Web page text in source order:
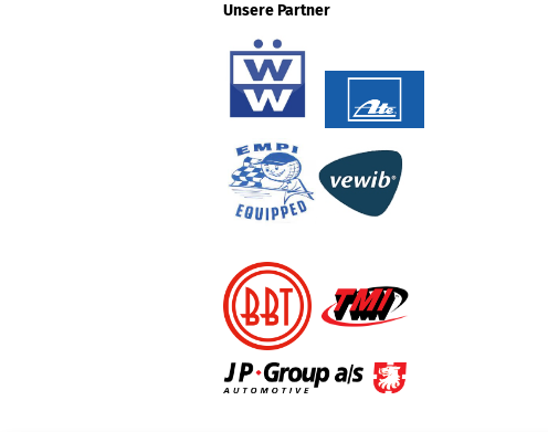
Unsere Partner